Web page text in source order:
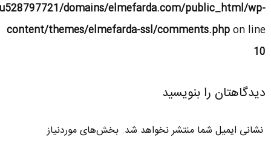
domains/elmefarda.com/public_html/wp-
content/themes/elmefarda-ssl/comments.phpon line
10
دیدگاهتان را بنویسید
نشانی ایمیل شما منتشر نخواهد شد. بخش‌های موردنیاز